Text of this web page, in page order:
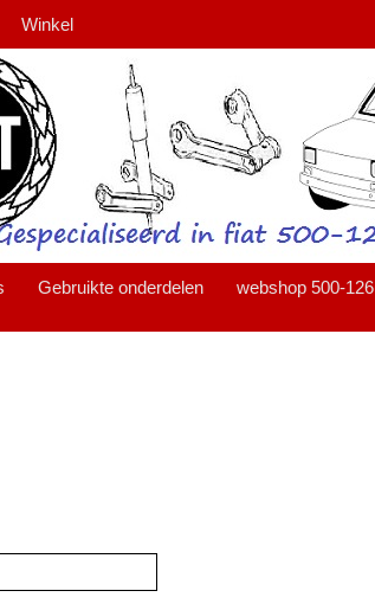
Winkel
Gebruikte onderdelen webshop 500-126